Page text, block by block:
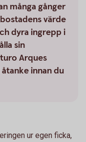
många gånger
värde
dyra ingrepp i
sin
Arques
innan du
ur egen ficka,